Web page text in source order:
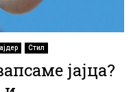
Стил
јајца?